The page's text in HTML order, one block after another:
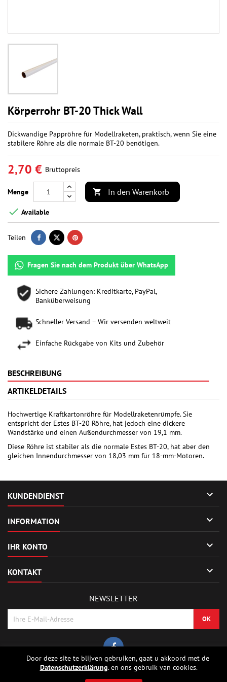
Körperrohr BT-20 Thick Wall
Dickwandige Pappröhre für Modellraketen, praktisch, wenn Sie eine
stabilere Röhre als die normale BT-20 benötigen.
2,70 € Bruttopreis
Menge  In den Warenkorb
 Available
Teilen
Fragen Sie nach dem Produkt über WhatsApp
Sichere Zahlungen: Kreditkarte, PayPal,
Banküberweisung
Schneller Versand – Wir versenden weltweit
Einfache Rückgabe von Kits und Zubehör
BESCHREIBUNG
ARTIKELDETAILS
Hochwertige Kraftkartonröhre für Modellraketenrümpfe. Sie
entspricht der Estes BT-20 Röhre, hat jedoch eine dickere
Wandstärke und einen Außendurchmesser von 19,1 mm.
Diese Röhre ist stabiler als die normale Estes BT-20, hat aber den
gleichen Innendurchmesser von 18,03 mm für 18-mm-Motoren.
KUNDENDIENST 
INFORMATION 
IHR KONTO 
KONTAKT 
Door deze site te blijven gebruiken, gaat u akkoord met de
Datenschutzerklärung. en ons gebruik van cookies.
NEWSLETTER
© Urheberrecht 2026 Sierrafox Hobbies - Model rocket shop, high power